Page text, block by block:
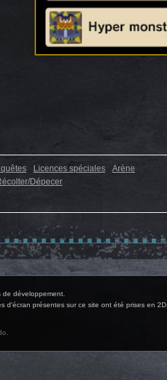
Licences spéciales
Arène
Dépecer
développement.
d'écran présentes sur ce site ont été prises en 2D.